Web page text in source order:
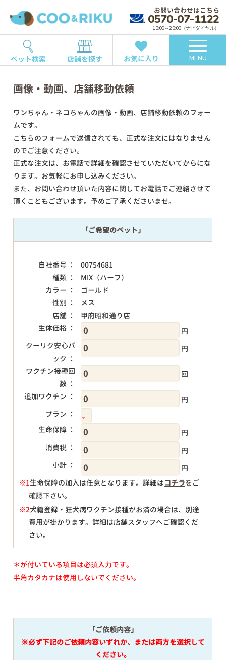
お問い合わせはこちら
0570-07-1122
10:00～20:00（ナビダイヤル）
ペット検索 店舗を探す お気に入り MENU
画像・動画、店舗移動依頼
ワンちゃん・ネコちゃんの画像・動画、店舗移動依頼のフォー
ムです。
こちらのフォームで送信されても、正式な注文にはなりません
のでご注意ください。
正式な注文は、お電話で詳細を確認させていただいてからにな
ります。お気軽にお申し込みください。
また、お問い合わせ頂いた内容に関してお電話でご連絡させて
頂くこともございます。予めご了承くださいませ。
「ご希望のペット」
自社番号 ：
00754681
種類 ：
MIX（ハーフ）
カラー ：
ゴールド
性別 ：
メス
店舗 ：
甲府昭和通り店
生体価格 ：
円
クーリク安心パ
ック ：
円
ワクチン接種回
数 ：
回
追加ワクチン ：
円
プラン ：
生命保障 ：
円
消費税 ：
円
小計 ：
円
※1生命保障の加入は任意となります。詳細はコチラをご
確認下さい。
※2犬籍登録・狂犬病ワクチン接種がお済の場合は、別途
費用が掛かります。詳細は店舗スタッフへご確認くだ
さい。
＊が付いている項目は必須入力です。
半角カタカナは使用しないでください。
「ご依頼内容」
※必ず下記のご依頼内容いずれか、または両方を選択して
ください。